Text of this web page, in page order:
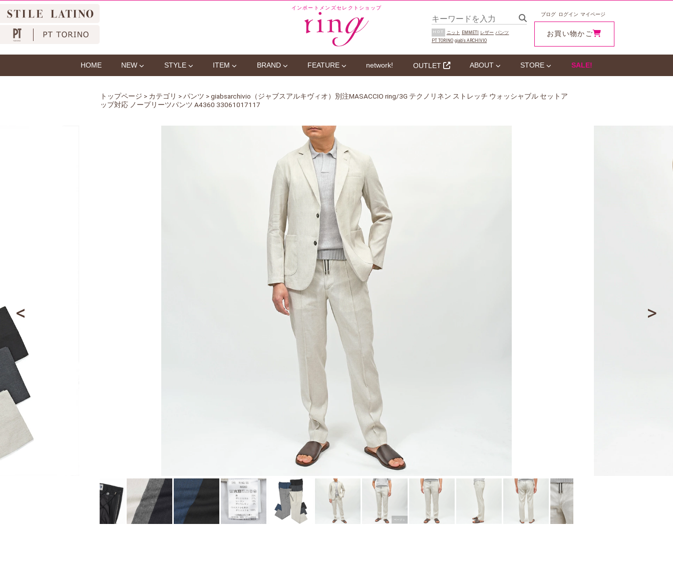
インポートメンズセレクトショップ
HOT ニット EMMETI レザー パンツ
PT TORINO giab‘s ARCHIVIO
ブログ ログイン マイページ
お買い物かご
HOME NEW STYLE ITEM BRAND FEATURE network! OUTLET ABOUT STORE SALE!
トップページ > カテゴリ >パンツ > giabsarchivio（ジャブスアルキヴィオ）別注MASACCIO ring/3G テクノリネン ストレッチ ウォッシャブル セットア
ップ対応 ノープリーツパンツ A4360 33061017117